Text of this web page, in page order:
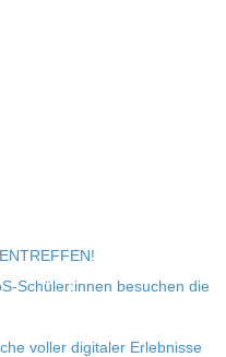
Schüler:innen besu­chen die
vol­ler digi­ta­ler Erleb­nisse